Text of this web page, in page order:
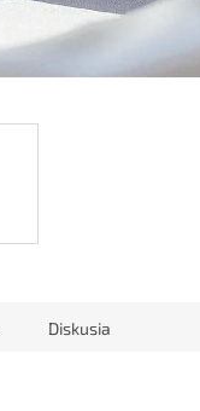
Diskusia